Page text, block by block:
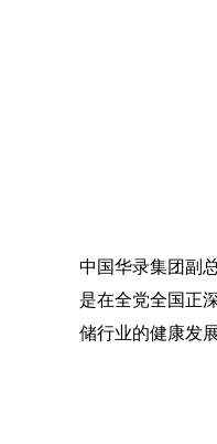
中国华录集团副
是在全党全国正
储行业的健康发